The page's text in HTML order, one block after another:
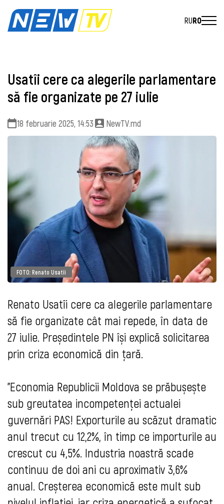
RURO
Usatîi cere ca alegerile parlamentare
să fie organizate pe 27 iulie
18 februarie 2025, 14:53 NewTV.md
FOTO: Renato Usatîi
Renato Usatîi cere ca alegerile parlamentare
să fie organizate cât mai repede, în data de
27 iulie. Președintele PN își explică solicitarea
prin criza economică din țară.
”Economia Republicii Moldova se prăbușește
sub greutatea incompetenței actualei
guvernări PAS! Exporturile au scăzut dramatic
anul trecut cu 12,2%, în timp ce importurile au
crescut cu 4,5%. Industria noastră scade
continuu de doi ani cu aproximativ 3,6%
anual. Creșterea economică este mult sub